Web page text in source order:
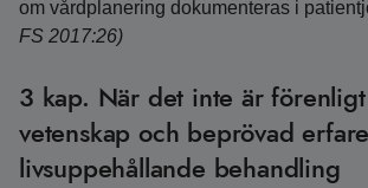
om vårdplanering dokumenteras i
FS 2017:26)
3 kap. När det inte är
vetenskap och beprövad
livsuppehållande behandling